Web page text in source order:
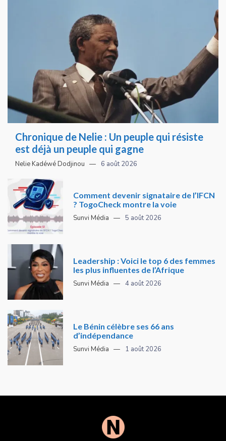
Chronique de Nelie : Un peuple qui résiste
est déjà un peuple qui gagne
Nelie Kadéwé Dodjinou 6 août 2026
Comment devenir signataire de l’IFCN
? TogoCheck montre la voie
Sunvi Média 5 août 2026
Leadership : Voici le top 6 des femmes
les plus influentes de l’Afrique
Sunvi Média 4 août 2026
Le Bénin célèbre ses 66 ans
d’indépendance
Sunvi Média 1 août 2026